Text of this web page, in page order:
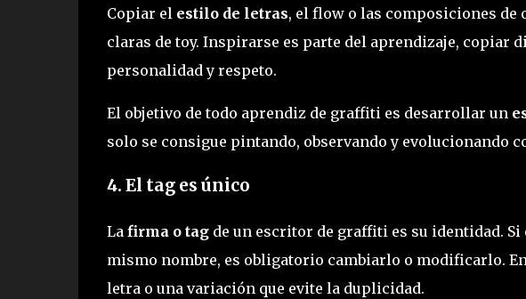
Copiar el estilo de letras, el flow o las composiciones de
claras de toy. Inspirarse es parte del aprendizaje, copiar
personalidad y respeto.
El objetivo de todo aprendiz de graffiti es desarrollar un
solo se consigue pintando, observando y evolucionando
4. El tag es único
La firma o tagde un escritor de graffiti es su identidad.
mismo nombre, es obligatorio cambiarlo o modificarlo.
letra o una variación que evite la duplicidad.